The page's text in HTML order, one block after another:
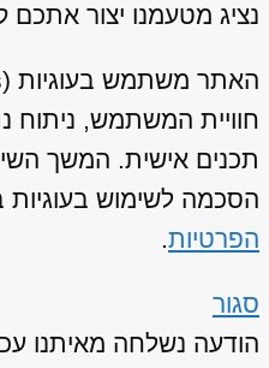
נציג מטעמנו יצור
חוויית המשתמש, ניתוח
תכנים אישית. המשך
הסכמה לשימוש
הפרטיות.
סגור
הודעה נשלחה מאיתנו